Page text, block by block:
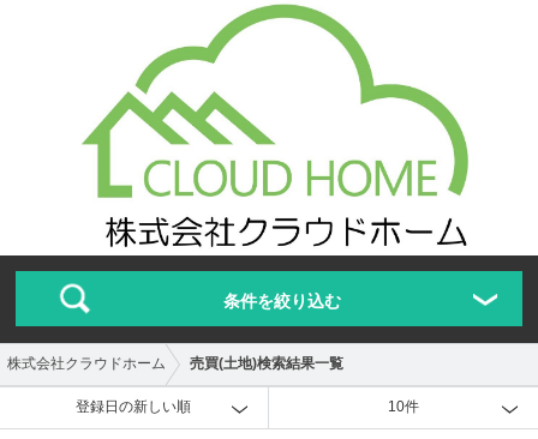
条件を絞り込む
株式会社クラウドホーム 売買(土地)検索結果一覧
登録日の新しい順 10件